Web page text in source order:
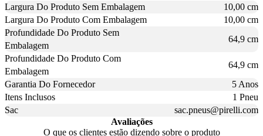
Largura Do Produto Sem Embalagem
10,00 cm
Largura Do Produto Com Embalagem
10,00 cm
Profundidade Do Produto Sem
Embalagem
64,9 cm
Profundidade Do Produto Com
Embalagem
64,9 cm
Garantia Do Fornecedor
5 Anos
Itens Inclusos
1 Pneu
Sac
sac.pneus@pirelli.com
Avaliações
O que os clientes estão dizendo sobre o produto